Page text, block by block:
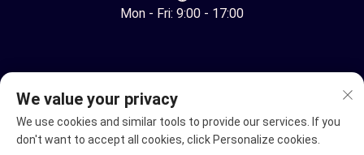
Mon - Fri: 9:00 - 17:00
Ყველა უფლება დაცულია © ნინგბო იუჰუანის
ავტომატიზაციის ტექნოლოგიების კომპანია
We value your privacy
We use cookies and similar tools to provide our services. If you
don't want to accept all cookies, click Personalize cookies.